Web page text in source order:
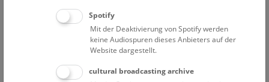
Kaffeerunde für Fragen und Einzelgespräche mit den
Expert*innen in der Unteren Kuppelhalle.
Wir bitten um verbindliche Anmeldung unter
presse@nhm-wien.ac.at
Spotify
Mit der Deaktivierung von Spotify werden
keine Audiospuren dieses Anbieters auf der
Website dargestellt.
cultural broadcasting archive